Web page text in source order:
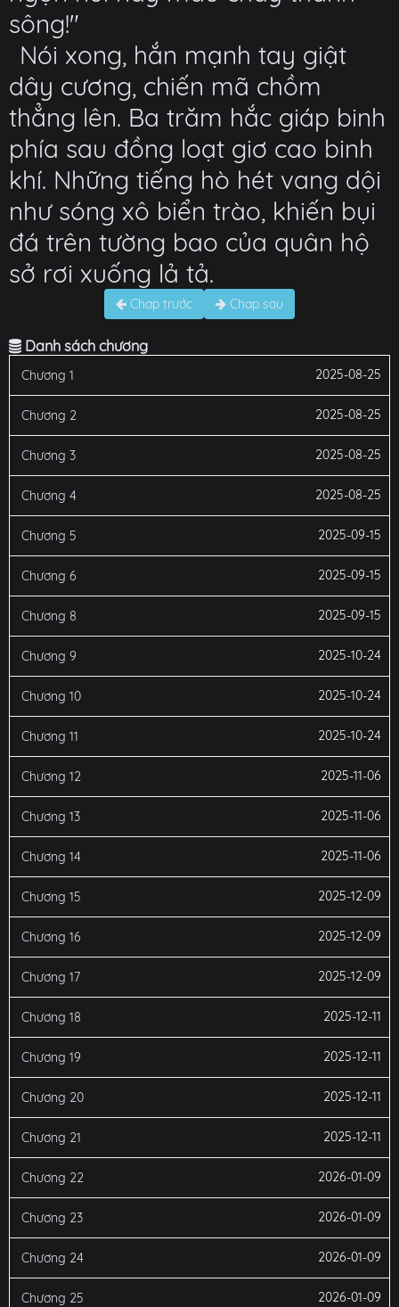
sông!"
Nói xong, hắn mạnh tay giật
dây cương, chiến mã chồm
thẳng lên. Ba trăm hắc giáp binh
phía sau đồng loạt giơ cao binh
khí. Những tiếng hò hét vang dội
như sóng xô biển trào, khiến bụi
đá trên tường bao của quân hộ
sở rơi xuống lả tả.
Chap trước Chap sau
Danh sách chương
Chương 1 2025-08-25
Chương 2 2025-08-25
Chương 3 2025-08-25
Chương 4 2025-08-25
Chương 5 2025-09-15
Chương 6 2025-09-15
Chương 8 2025-09-15
Chương 9 2025-10-24
Chương 10 2025-10-24
Chương 11 2025-10-24
Chương 12 2025-11-06
Chương 13 2025-11-06
Chương 14 2025-11-06
Chương 15 2025-12-09
Chương 16 2025-12-09
Chương 17 2025-12-09
Chương 18 2025-12-11
Chương 19 2025-12-11
Chương 20 2025-12-11
Chương 21 2025-12-11
Chương 22 2026-01-09
Chương 23 2026-01-09
Chương 24 2026-01-09
Chương 25 2026-01-09